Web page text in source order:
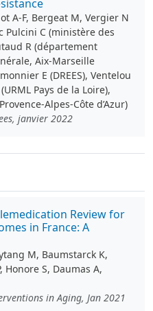
A-F, Bergeat M, Vergier N
Pulcini C (ministère des
R (département
Aix-Marseille
E (DREES), Ventelou
Pays de la Loire),
Alpes-Côte d’Azur)
janvier 2022
Review for
in France: A
M, Baumstarck K,
Honore S, Daumas A,
in Aging, Jan 2021